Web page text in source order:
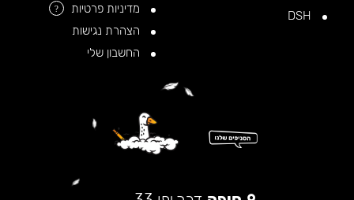
מדיניות פרטיות
?
הצהרת נגישות
החשבון שלי